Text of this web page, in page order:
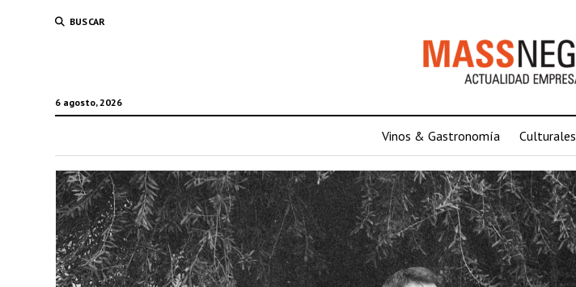
BUSCAR
6 agosto, 2026
Vinos & Gastronomía Culturales